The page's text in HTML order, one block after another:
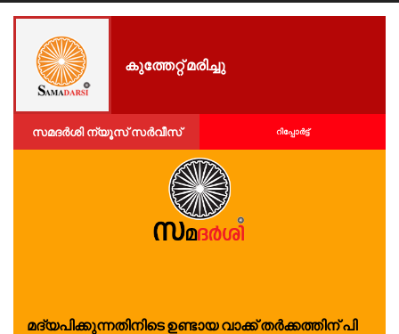
കു​ത്തേ​റ്റ് മ​രി​ച്ചു
സമദർശി ന്യൂസ് സർവീസ് റിപ്പോര്‍ട്ട്
മ​ദ്യ​പി​ക്കു​ന്ന​തി​നി​ടെ ഉ​ണ്ടാ​യ വാ​ക്ക് ത​ര്‍​ക്ക​ത്തി​ന് പി​